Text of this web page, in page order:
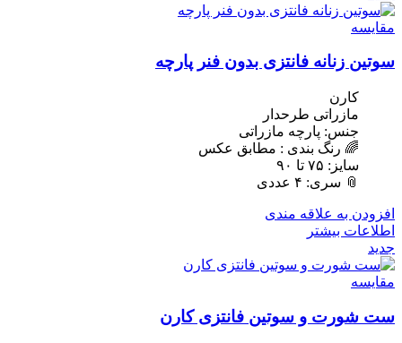
مقایسه
سوتین زنانه فانتزی بدون فنر پارچه
کارن
مازراتی طرحدار
جنس: پارچه مازراتی
🌈 رنگ بندی : مطابق عکس
سایز: ٧۵ تا ٩٠
📎 سری: ۴ عددی
افزودن به علاقه مندی
اطلاعات بیشتر
جدید
مقایسه
ست شورت و سوتین فانتزی کارن